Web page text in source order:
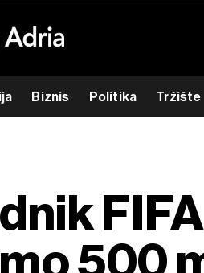
Biznis Politika Tržište